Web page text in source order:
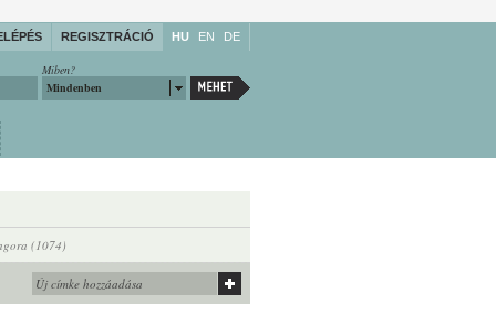
REGISZTRÁCIÓ HU EN DE
Miben?
Mindenben
(1074)